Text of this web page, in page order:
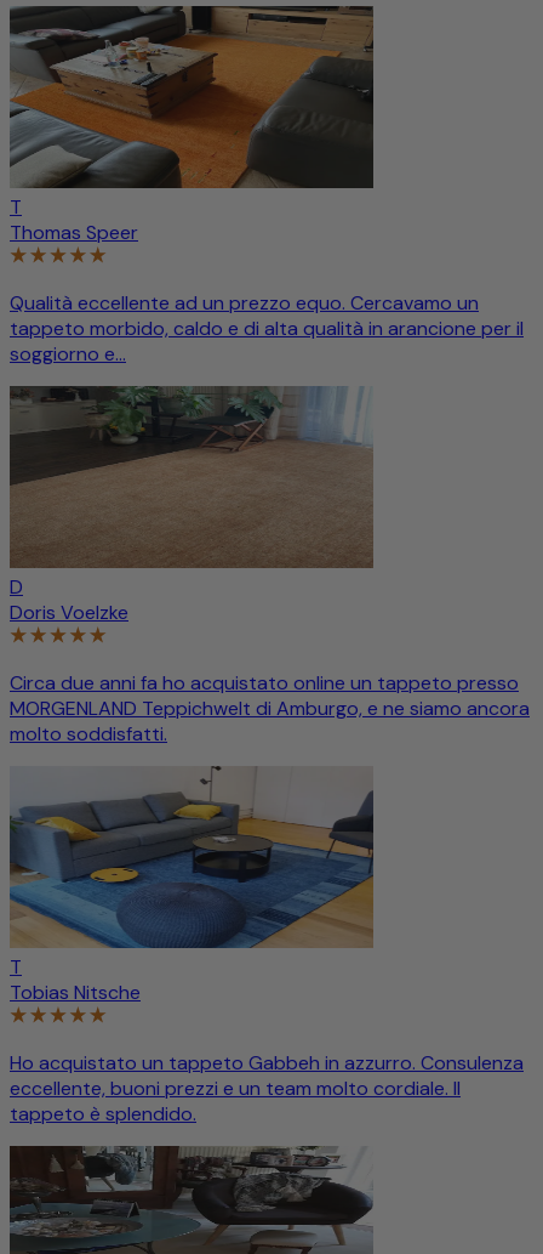
T
Thomas Speer
Qualità eccellente ad un prezzo equo. Cercavamo un
tappeto morbido, caldo e di alta qualità in arancione per il
soggiorno e...
D
Doris Voelzke
Circa due anni fa ho acquistato online un tappeto presso
MORGENLAND Teppichwelt di Amburgo, e ne siamo ancora
molto soddisfatti.
T
Tobias Nitsche
Ho acquistato un tappeto Gabbeh in azzurro. Consulenza
eccellente, buoni prezzi e un team molto cordiale. Il
tappeto è splendido.